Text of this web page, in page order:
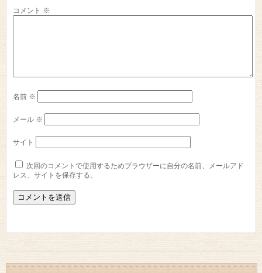
コメント ※
名前 ※
メール ※
サイト
次回のコメントで使用するためブラウザーに自分の名前、メールアド
レス、サイトを保存する。